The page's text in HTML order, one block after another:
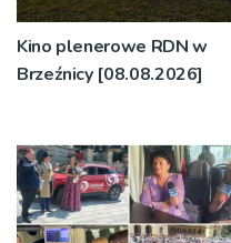
Kino plenerowe RDN w
Brzeźnicy [08.08.2026]